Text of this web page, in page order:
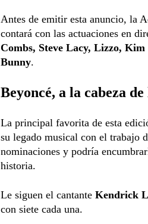
Antes de emitir esta anuncio, la
contará con las actuaciones en
Combs, Steve Lacy, Lizzo,
Bunny.
Beyoncé, a la cabeza
La principal favorita de esta
su legado musical con el trabajo
nominaciones y podría
historia.
Le siguen el cantante Kendrick
con siete cada una.